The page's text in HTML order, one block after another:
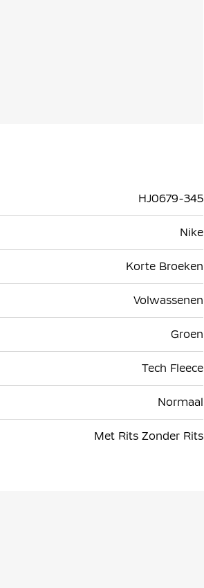
HJ0679-345
Nike
Korte Broeken
Volwassenen
Groen
Tech Fleece
Normaal
Met Rits Zonder Rits